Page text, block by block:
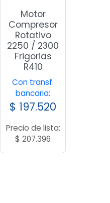
Motor
Compresor
Rotativo
2250 / 2300
Frigorias
R410
Con transf.
bancaria:
$ 197.520
Precio de lista:
$ 207.396